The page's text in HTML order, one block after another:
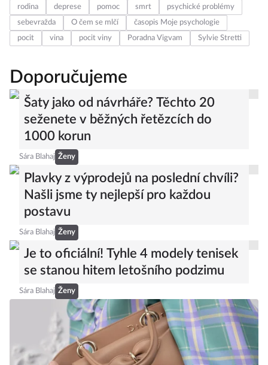
rodina deprese pomoc smrt
psychické problémy
sebevražda
O čem se mlčí
časopis Moje psychologie
pocit
vina pocit viny Poradna Vigvam Sylvie Stretti
Doporučujeme
Šaty jako od návrháře? Těchto 20
seženete v běžných řetězcích do
1000 korun
Sára Blahaj Ženy
Plavky z výprodejů na poslední chvíli?
Našli jsme ty nejlepší pro každou
postavu
Sára Blahaj Ženy
Je to oficiální! Tyhle 4 modely tenisek
se stanou hitem letošního podzimu
Sára Blahaj Ženy